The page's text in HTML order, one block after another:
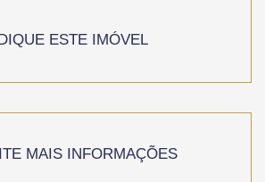
ESTE IMÓVEL
MAIS INFORMAÇÕES